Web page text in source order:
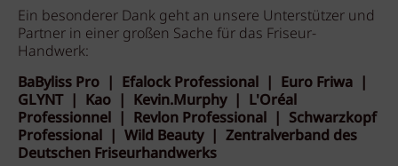
Ein besonderer Dank geht an unsere Unterstützer und
Partner in einer großen Sache für das Friseur-
Handwerk:
BaByliss Pro | Efalock Professional | Euro Friwa |
GLYNT | Kao | Kevin.Murphy | L'Oréal
Professionnel | Revlon Professional | Schwarzkopf
Professional | Wild Beauty | Zentralverband des
Deutschen Friseurhandwerks